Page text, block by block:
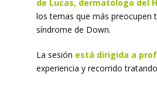
de Lucas, dermatólogo del
los temas que más preocupen
síndrome de Down.
La sesión está dirigida a
experiencia y recorrido